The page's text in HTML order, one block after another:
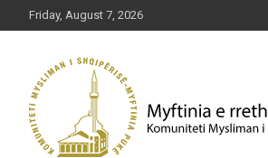
to
Friday, August 7, 2026